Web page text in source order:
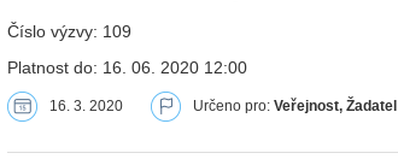
Číslo výzvy: 109
Platnost do: 16. 06. 2020 12:00
16. 3. 2020 Určeno pro:Veřejnost, Žadatel